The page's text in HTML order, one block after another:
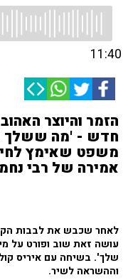
11:40
הזמר והיוצר
חדש - 'מה ששלך
משפט שאימץ
אמירה של רבי
לאחר שכבש את לבבות
עושה זאת שוב ופורט על
שלך'. בשיחה עם איריס
וההשראה לשיר.